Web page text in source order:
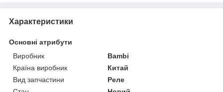
Характеристики
Основні атрибути
Виробник
Bambi
Країна виробник
Китай
Вид запчастини
Реле